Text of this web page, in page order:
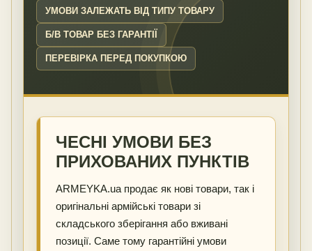
УМОВИ ЗАЛЕЖАТЬ ВІД ТИПУ ТОВАРУ
Б/В ТОВАР БЕЗ ГАРАНТІЇ
ПЕРЕВІРКА ПЕРЕД ПОКУПКОЮ
ЧЕСНІ УМОВИ БЕЗ
ПРИХОВАНИХ ПУНКТІВ
ARMEYKA.ua продає як нові товари, так і
оригінальні армійські товари зі
складського зберігання або вживані
позиції. Саме тому гарантійні умови